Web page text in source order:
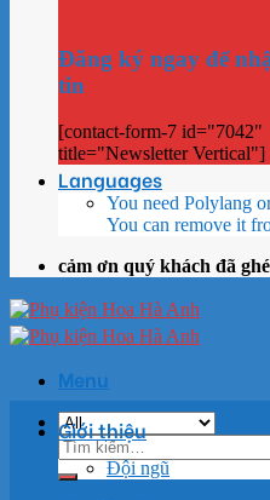
Đăng ký ngay để
tin
[contact-form-7 id="7042"
title="Newsletter Vertical"]
Languages
You need Polylang
You can remove it
cảm ơn quý khách đã
Menu
Tìm
kiếm:
Giới thiệu
Đội ngũ